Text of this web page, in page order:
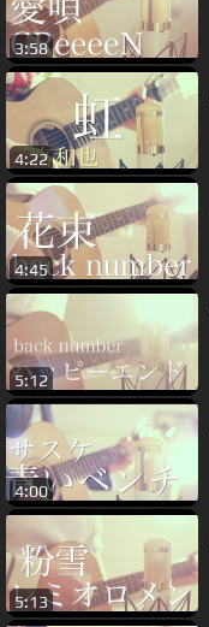
3:58
4:22
4:45
5:12
4:00
5:13